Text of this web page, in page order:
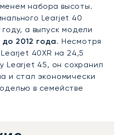
набора высоты.
Learjet 40
а выпуск модели
2012 года. Несмотря
40XR на 24,5
Learjet 45, он сохранил
и стал экономически
в семействе